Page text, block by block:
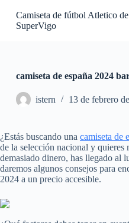
S
e
n
i
d
o
Camiseta de fútbol Atletico
SuperVigo
camiseta de españa 2024
istern 13 de febrero
¿Estás buscando una camiseta de
de la selección nacional y quieres
demasiado dinero, has llegado al
daremos algunos consejos para
2024 a un precio accesible.